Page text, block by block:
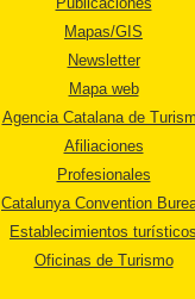
Mapas/GIS
Newsletter
Mapa web
Agencia Catalana de
Afiliaciones
Profesionales
Catalunya Convention
Establecimientos turísticos
Oficinas de Turismo